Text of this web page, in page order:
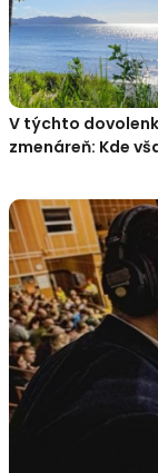
V týchto
zmenáreň: Kde